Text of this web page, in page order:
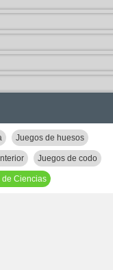
Juegos de huesos
Juegos de codo
de Ciencias